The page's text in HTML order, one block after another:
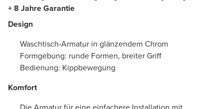
+ 8 Jahre Garantie
Design
Waschtisch-Armatur in glänzendem Chrom
Formgebung: runde Formen, breiter Griff
Bedienung: Kippbewegung
Komfort